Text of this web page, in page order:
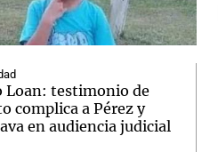
Loan: testimonio de
complica a Pérez y
en audiencia judicial
Notas